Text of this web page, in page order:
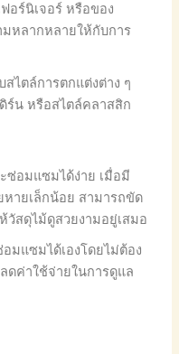
อร์นิเจอร์ หรือของ
มหลากหลายให้กับการ
ไตล์การตกแต่งต่าง ๆ
ร์น หรือสไตล์คลาสสิก
ซ่อมแซมได้ง่าย เมื่อมี
ายเล็กน้อย สามารถขัด
วัสดุไม้ดูสวยงามอยู่เสมอ
มแซมได้เองโดยไม่ต้อง
ดค่าใช้จ่ายในการดูแล